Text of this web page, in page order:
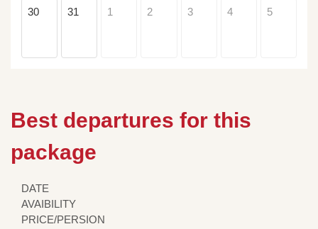
30 31 1 2 3 4 5
Best departures for this
package
DATE
AVAIBILITY
PRICE/PERSION